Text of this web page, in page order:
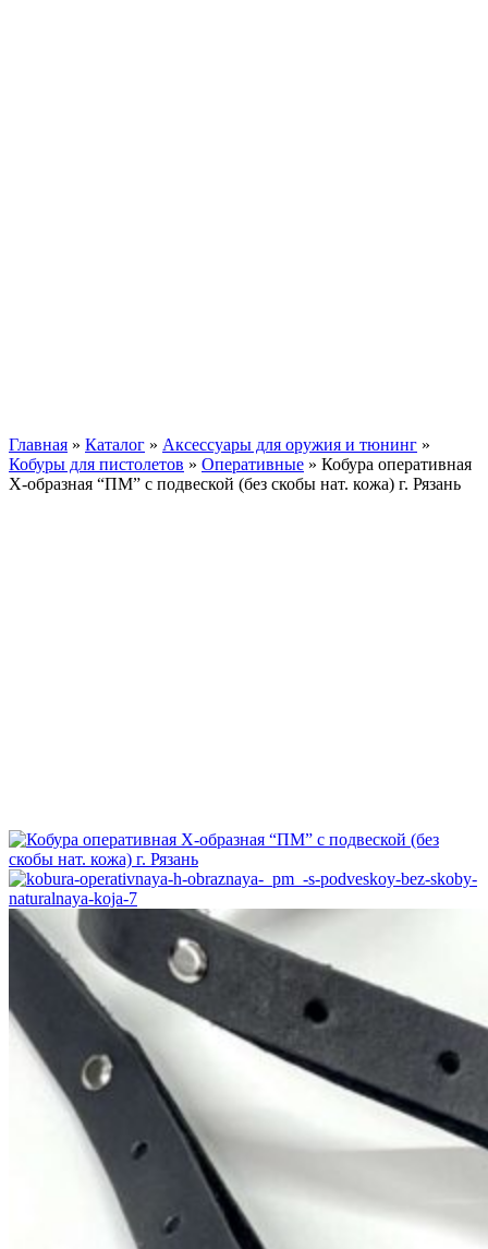
Главная » Каталог » Аксессуары для оружия и тюнинг »
Кобуры для пистолетов » Оперативные » Кобура оперативная
Х-образная “ПМ” с подвеской (без скобы нат. кожа) г. Рязань